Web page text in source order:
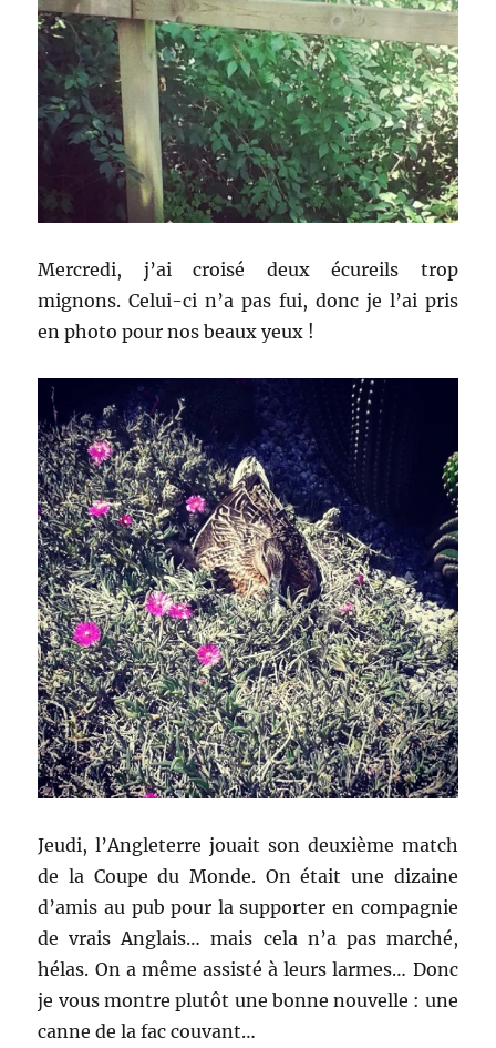
Mercredi, j’ai croisé deux écureils trop
mignons. Celui-ci n’a pas fui, donc je l’ai pris
en photo pour nos beaux yeux !
Jeudi, l’Angleterre jouait son deuxième match
de la Coupe du Monde. On était une dizaine
d’amis au pub pour la supporter en compagnie
de vrais Anglais… mais cela n’a pas marché,
hélas. On a même assisté à leurs larmes… Donc
je vous montre plutôt une bonne nouvelle : une
canne de la fac couvant…